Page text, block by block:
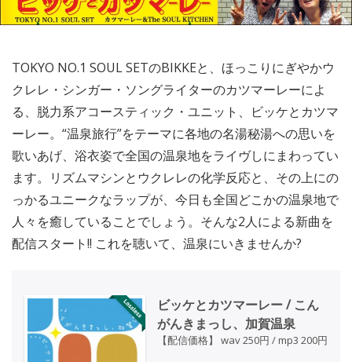
TOKYO NO.1 SOUL SETのBIKKEと、ほっこりにぎやかウ
クレレ・シンガー・ソングライターのカツマーレーによ
る、脱力系アコースティック・ユニット、ビッケとカツマ
ーレー。“温泉旅行”をテーマに各地の名湯秘湯への思いを
歌いあげ、浴衣姿で全国の温泉地をライヴしにまわってい
ます。リズムマシンとウクレレの化学反応と、その上にの
っかるユニークなラップが、今日も全国どこかの温泉地で
人々を癒していることでしょう。そんな2人による新曲を
配信スタート!! これを聴いて、温泉にいきませんか?
ビッケとカツマーレー / こん
がんきまっし、加賀温泉
【配信価格】 wav 250円 / mp3 200円